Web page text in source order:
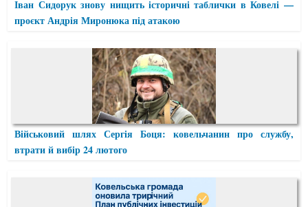
Іван Сидорук знову нищить історичні таблички в Ковелі —
проєкт Андрія Миронюка під атакою
Військовий шлях Сергія Боця: ковельчанин про службу,
втрати й вибір 24 лютого